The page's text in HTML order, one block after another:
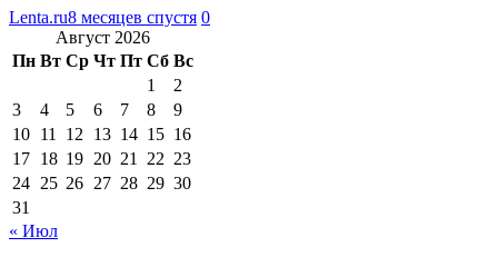
Lenta.ru8 месяцев спустя 0
Август 2026
Пн Вт Ср Чт Пт Сб Вс
1
2
3
4 5 6 7 8
9
10 11 12 13 14 15 16
17 18 19 20 21 22 23
24 25 26 27 28 29 30
31
« Июл